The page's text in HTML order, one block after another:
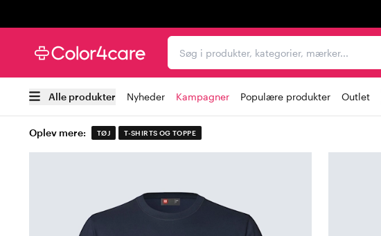
Søg i produkter, kategorier, mærker...
Alle produkter Nyheder Kampagner Populære produkter Outlet
Oplev mere: TØJ T-SHIRTS OG TOPPE